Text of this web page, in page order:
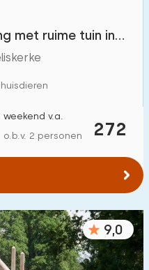
met ruime tuin in
272
weekend v.a.
o.b.v. 2 personen
9,0